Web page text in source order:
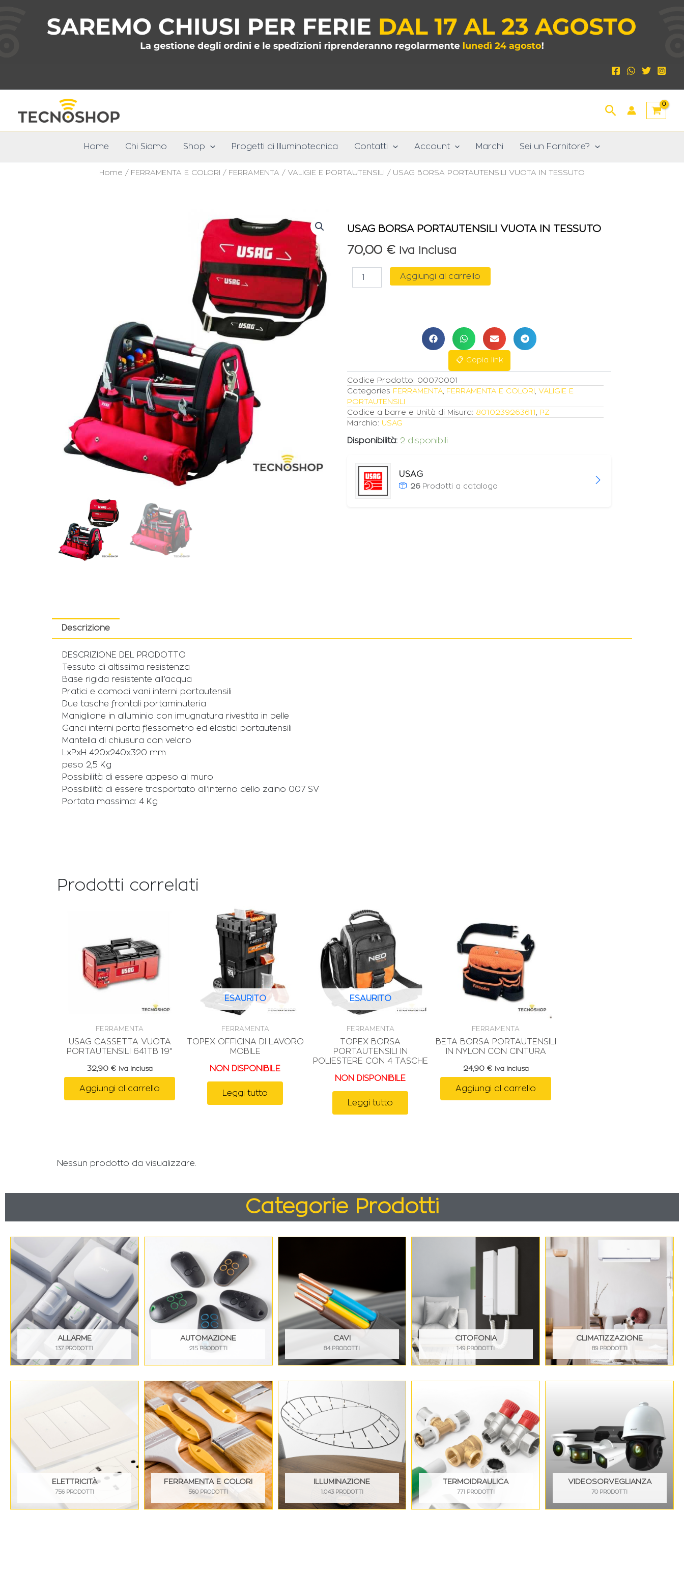
Cerca
Home Chi Siamo Shop Progetti di Illuminotecnica Contatti Account Marchi Sei un Fornitore?
Home / FERRAMENTA E COLORI / FERRAMENTA / VALIGIE E PORTAUTENSILI / USAG BORSA PORTAUTENSILI VUOTA IN TESSUTO
USAG BORSA PORTAUTENSILI VUOTA IN TESSUTO
70,00 € Iva Inclusa
BORSA
Aggiungi al carrello
📋 Copia link
Codice Prodotto: 00070001
Categories FERRAMENTA FERRAMENTA E COLORI
VALIGIE E
PORTAUTENSILI
Codice a barre e Unità di Misura: 8010239263611
PZ
Marchio: USAG
Disponibilità: 2 disponibili
USAG
26 Prodotti a catalogo
Descrizione
DESCRIZIONE DEL PRODOTTO
Tessuto di altissima resistenza
Base rigida resistente all’acqua
Pratici e comodi vani interni portautensili
Due tasche frontali portaminuteria
Maniglione in alluminio con imugnatura rivestita in pelle
Ganci interni porta flessometro ed elastici portautensili
Mantella di chiusura con velcro
LxPxH 420x240x320 mm
peso 2,5 Kg
Possibilità di essere appeso al muro
Possibilità di essere trasportato all’interno dello zaino 007 SV
Portata massima: 4 Kg
Prodotti correlati
FERRAMENTA
USAG CASSETTA VUOTA
PORTAUTENSILI 641TB 19”
32,90 € Iva Inclusa
Aggiungi al carrello
ESAURITO
FERRAMENTA
TOPEX OFFICINA DI LAVORO
MOBILE
NON DISPONIBILE
Leggi tutto
ESAURITO
FERRAMENTA
TOPEX BORSA
PORTAUTENSILI IN
POLIESTERE CON 4 TASCHE
NON DISPONIBILE
Leggi tutto
FERRAMENTA
BETA BORSA PORTAUTENSILI
IN NYLON CON CINTURA
24,90 € Iva Inclusa
Aggiungi al carrello
Nessun prodotto da visualizzare.
Categorie Prodotti
ALLARME
137 PRODOTTI
AUTOMAZIONE
215 PRODOTTI
CAVI
84 PRODOTTI
CITOFONIA
149 PRODOTTI
CLIMATIZZAZIONE
89 PRODOTTI
ELETTRICITÀ
756 PRODOTTI
FERRAMENTA E COLORI
560 PRODOTTI
ILLUMINAZIONE
1.043 PRODOTTI
TERMOIDRAULICA
771 PRODOTTI
VIDEOSORVEGLIANZA
70 PRODOTTI